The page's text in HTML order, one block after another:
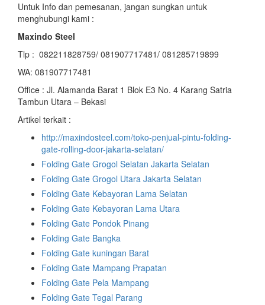
Untuk Info dan pemesanan, jangan sungkan untuk
menghubungi kami :
Maxindo Steel
Tlp : 082211828759/ 081907717481/ 081285719899
WA: 081907717481
Office : Jl. Alamanda Barat 1 Blok E3 No. 4 Karang Satria
Tambun Utara – Bekasi
Artikel terkait :
http://maxindosteel.com/toko-penjual-pintu-folding-
gate-rolling-door-jakarta-selatan/
Folding Gate Grogol Selatan Jakarta Selatan
Folding Gate Grogol Utara Jakarta Selatan
Folding Gate Kebayoran Lama Selatan
Folding Gate Kebayoran Lama Utara
Folding Gate Pondok Pinang
Folding Gate Bangka
Folding Gate kuningan Barat
Folding Gate Mampang Prapatan
Folding Gate Pela Mampang
Folding Gate Tegal Parang